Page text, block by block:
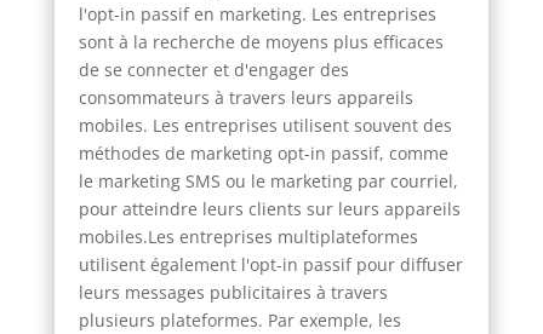
l'opt-in passif en marketing. Les entreprises
sont à la recherche de moyens plus efficaces
de se connecter et d'engager des
consommateurs à travers leurs appareils
mobiles. Les entreprises utilisent souvent des
méthodes de marketing opt-in passif, comme
le marketing SMS ou le marketing par courriel,
pour atteindre leurs clients sur leurs appareils
mobiles.Les entreprises multiplateformes
utilisent également l'opt-in passif pour diffuser
leurs messages publicitaires à travers
plusieurs plateformes. Par exemple, les